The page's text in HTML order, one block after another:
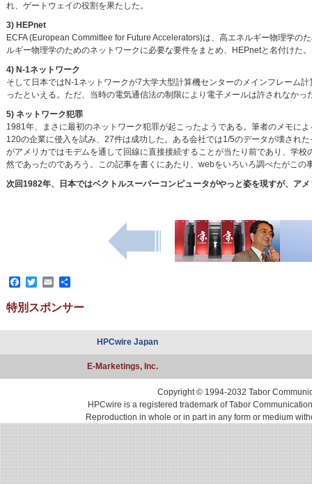
れ、ゲートウェイの役割を果たした。
3) HEPnet
ECFA (European Committee for Future Accelerators)は、高エネルギー物理学
ルギー物理学のためのネットワークに必要な要件をまとめ、HEPnetと名付けた
4) N-1ネットワーク
そして日本ではN-1ネットワークが7大学大型計算機センターのメインフレーム
ったといえる。ただ、当時の電気通信法の制限により電子メールは許されなかっ
5) ネットワーク犯罪
1981年、まさに最初のネットワーク犯罪が起こったようである。筆者のメモに
120の企業に侵入を試み、27件は成功した。ある会社では1/5のデータが壊され
がアメリカではモデムを通して回線に直接接続することが当たり前であり、学
然であったのであろう。この記事を書くにあたり、webをいろいろ調べたがこの
次回1982年、日本ではベクトルスーパーコンピュータがやっと姿を現すが、ア
Facebook
TwitterEmail
共
特別スポンサー
HPCwire Japan
E-Marketings, Inc.
Copyright © 1994-2032 Tabor
HPCwire is a registered trademark of Tabor
Reproduction in whole or in part in any form or medium